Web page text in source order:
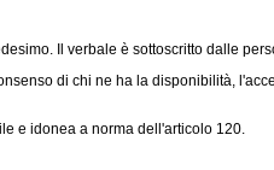
Il verbale è sottoscritto dalle
di chi ne ha la disponibilità,
e idonea a norma dell'articolo 120.